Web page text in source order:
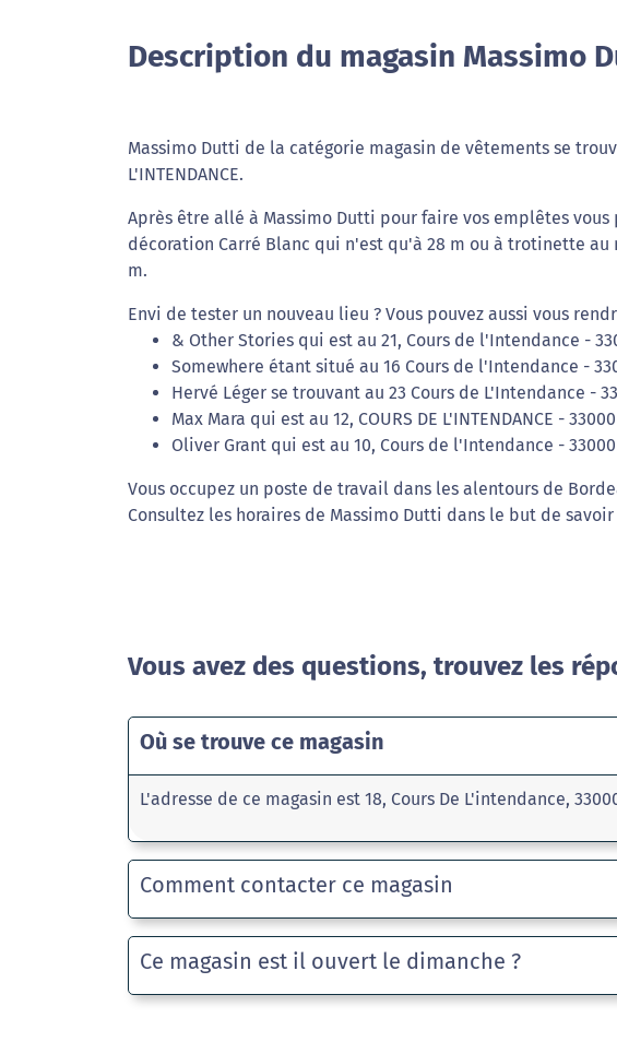
Description du magasin Massimo
Massimo Dutti de la catégorie magasin de vêtements se
L'INTENDANCE.
Après être allé à Massimo Dutti pour faire vos emplêtes
décoration Carré Blanc qui n'est qu'à 28 m ou à trotinette au
m.
Envi de tester un nouveau lieu ? Vous pouvez aussi vous
& Other Stories qui est au 21, Cours de l'Intendance -
Somewhere étant situé au 16 Cours de l'Intendance -
Hervé Léger se trouvant au 23 Cours de L'Intendance -
Max Mara qui est au 12, COURS DE L'INTENDANCE -
Oliver Grant qui est au 10, Cours de l'Intendance -
Vous occupez un poste de travail dans les alentours de
Consultez les horaires de Massimo Dutti dans le but de
Vous avez des questions, trouvez les
Où se trouve ce magasin
L'adresse de ce magasin est 18, Cours De L'intendance,
Comment contacter ce magasin
Ce magasin est il ouvert le dimanche ?